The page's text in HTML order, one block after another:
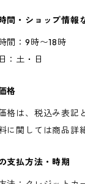
間・ショップ情報
間：9時〜18時
：土・日
格
格は、税込み表記
に関しては商品詳
支払方法・時期